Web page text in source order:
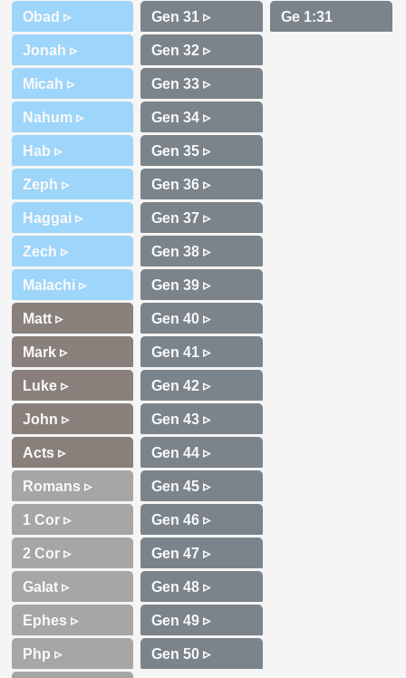
Obad ▹
Jonah ▹
Micah ▹
Nahum ▹
Hab ▹
Zeph ▹
Haggai ▹
Zech ▹
Malachi ▹
Matt ▹
Mark ▹
Luke ▹
John ▹
Acts ▹
Romans ▹
1 Cor ▹
2 Cor ▹
Galat ▹
Ephes ▹
Php ▹